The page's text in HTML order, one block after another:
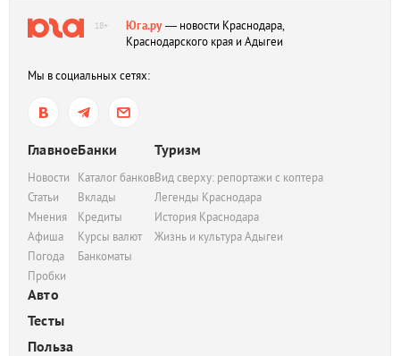
18+ Юга.ру— новости Краснодара,
Краснодарского края и Адыгеи
Мы в социальных сетях:
Главное
Новости
Статьи
Мнения
Афиша
Погода
Пробки
Банки
Каталог банков
Вклады
Кредиты
Курсы валют
Банкоматы
Туризм
Вид сверху: репортажи с коптера
Легенды Краснодара
История Краснодара
Жизнь и культура Адыгеи
Авто
Тесты
Польза